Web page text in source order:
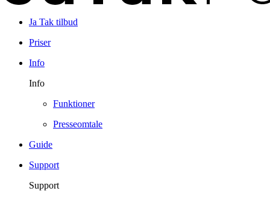
Ja Tak tilbud
Priser
Info
Info
Funktioner
Presseomtale
Guide
Support
Support